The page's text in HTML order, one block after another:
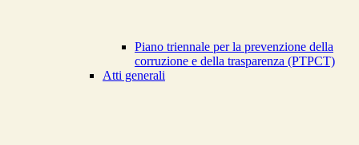
Piano triennale per la prevenzione della
corruzione e della trasparenza (PTPCT)
Atti generali